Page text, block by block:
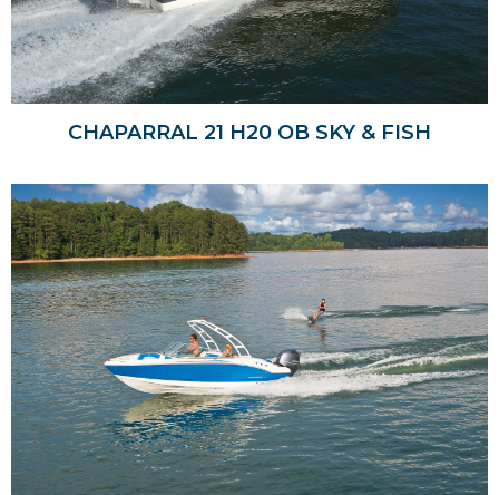
CHAPARRAL 21 H20 OB SKY & FISH